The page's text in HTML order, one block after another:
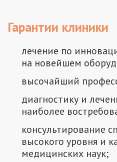
Гарантии клиники
лечение по
на новейшем
высочайший
диагностику и
наиболее
консультирование
высокого уровня и
медицинских наук;